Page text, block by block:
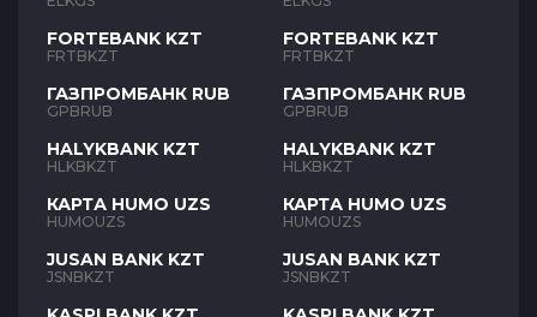
FORTEBANK KZT
FRTBKZT
ГАЗПРОМБАНК RUB
GPBRUB
HALYKBANK KZT
HLKBKZT
КАРТА HUMO UZS
HUMOUZS
JUSAN BANK KZT
JSNBKZT
FORTEBANK KZT
FRTBKZT
ГАЗПРОМБАНК RUB
GPBRUB
HALYKBANK KZT
HLKBKZT
КАРТА HUMO UZS
HUMOUZS
JUSAN BANK KZT
JSNBKZT